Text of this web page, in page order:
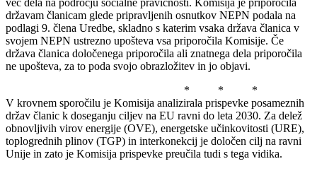
več dela na področju socialne pravičnosti. Komisija je priporočila
državam članicam glede pripravljenih osnutkov NEPN podala na
podlagi 9. člena Uredbe, skladno s katerim vsaka država članica v
svojem NEPN ustrezno upošteva vsa priporočila Komisije. Če
država članica določenega priporočila ali znatnega dela priporočila
ne upošteva, za to poda svojo obrazložitev in jo objavi.
* * *
V krovnem sporočilu je Komisija analizirala prispevke posameznih
držav članic k doseganju ciljev na EU ravni do leta 2030. Za delež
obnovljivih virov energije (OVE), energetske učinkovitosti (URE),
toplogrednih plinov (TGP) in interkonekcij je določen cilj na ravni
Unije in zato je Komisija prispevke preučila tudi s tega vidika.